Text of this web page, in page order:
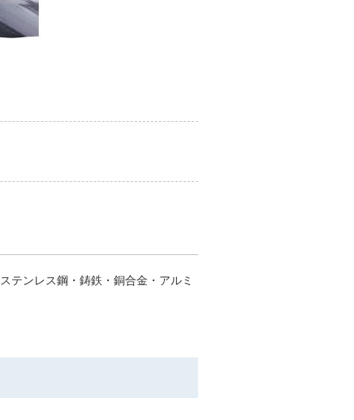
テンレス鋼・鋳鉄・銅合金・アルミ